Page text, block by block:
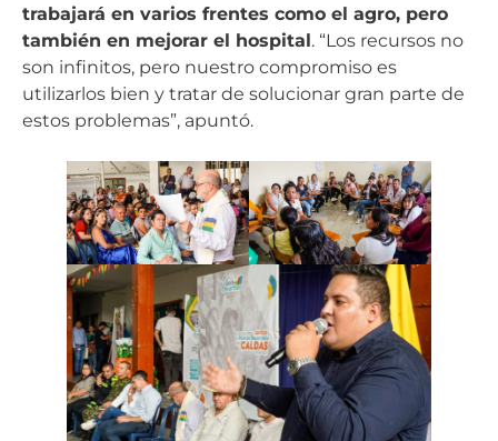
trabajará en varios frentes como el agro, pero
también en mejorar el hospital. “Los recursos no
son infinitos, pero nuestro compromiso es
utilizarlos bien y tratar de solucionar gran parte de
estos problemas”, apuntó.